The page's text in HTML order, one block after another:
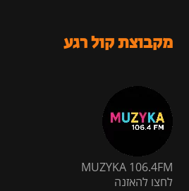
מקבוצת קול רגע
MUZYKA 106.4FM
לחצו להאזנה